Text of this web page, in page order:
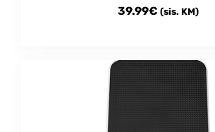
39.99€ (sis. KM)